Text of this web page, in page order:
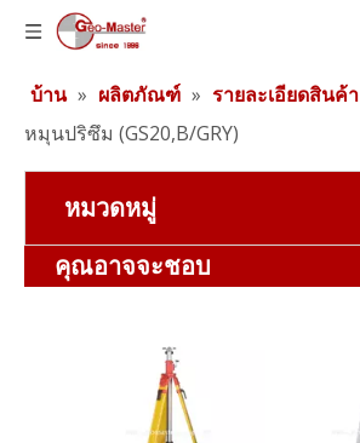
บ้าน » ผลิตภัณฑ์ » รายละเอียดสินค้า
หมุนปริซึม (GS20,B/GRY)
หมวดหมู่
คุณอาจจะชอบ